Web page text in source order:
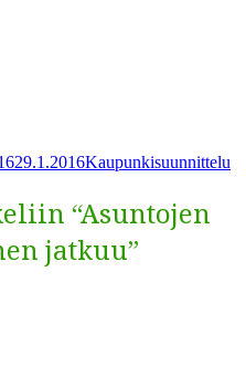
29.1.2016Kaupunkisuunnittelu
“Asuntojen
jatkuu”